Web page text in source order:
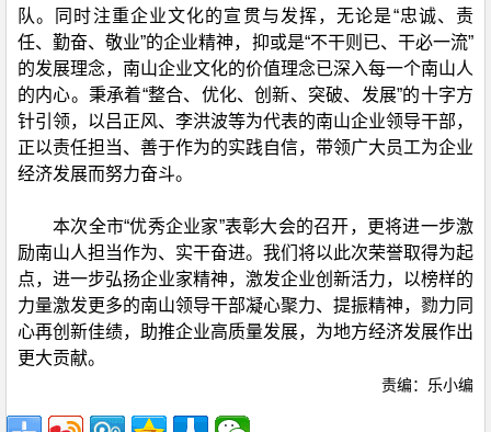
队。同时注重企业文化的宣贯与发挥，无论是“忠诚、责
任、勤奋、敬业”的企业精神，抑或是“不干则已、干必一流”
的发展理念，南山企业文化的价值理念已深入每一个南山人
的内心。秉承着“整合、优化、创新、突破、发展”的十字方
针引领，以吕正风、李洪波等为代表的南山企业领导干部，
正以责任担当、善于作为的实践自信，带领广大员工为企业
经济发展而努力奋斗。
本次全市“优秀企业家”表彰大会的召开，更将进一步激
励南山人担当作为、实干奋进。我们将以此次荣誉取得为起
点，进一步弘扬企业家精神，激发企业创新活力，以榜样的
力量激发更多的南山领导干部凝心聚力、提振精神，勠力同
心再创新佳绩，助推企业高质量发展，为地方经济发展作出
更大贡献。
责编：乐小编